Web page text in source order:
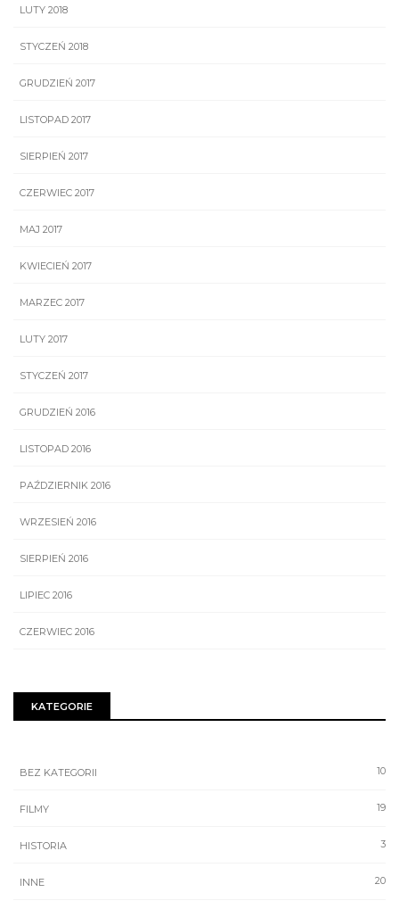
LUTY 2018
STYCZEŃ 2018
GRUDZIEŃ 2017
LISTOPAD 2017
SIERPIEŃ 2017
CZERWIEC 2017
MAJ 2017
KWIECIEŃ 2017
MARZEC 2017
LUTY 2017
STYCZEŃ 2017
GRUDZIEŃ 2016
LISTOPAD 2016
PAŹDZIERNIK 2016
WRZESIEŃ 2016
SIERPIEŃ 2016
LIPIEC 2016
CZERWIEC 2016
KATEGORIE
10
BEZ KATEGORII
19
FILMY
3
HISTORIA
20
INNE